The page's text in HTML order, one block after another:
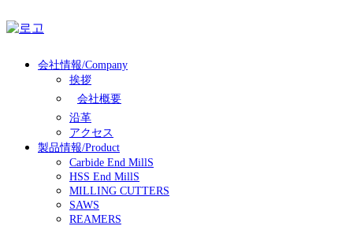
会社情報/Company
挨拶
会社概要
沿革
アクセス
製品情報/Product
Carbide End MillS
HSS End MillS
MILLING CUTTERS
SAWS
REAMERS